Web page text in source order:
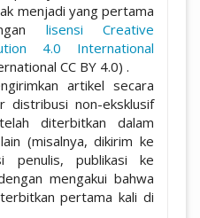
menjadi yang pertama
lisensi Creative
4.0 International
CC BY 4.0) .
artikel secara
distribusi non-eksklusif
diterbitkan dalam
(misalnya, dikirim ke
penulis, publikasi ke
mengakui bahwa
pertama kali di